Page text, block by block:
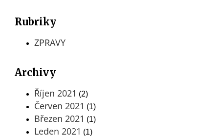
Rubriky
ZPRAVY
Archivy
Říjen 2021 (2)
Červen 2021 (1)
Březen 2021 (1)
Leden 2021 (1)